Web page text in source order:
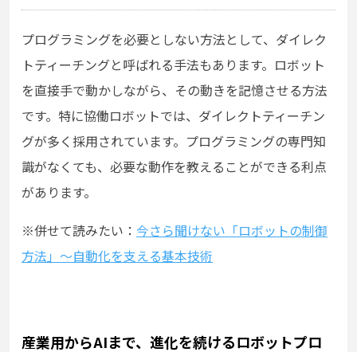
プログラミングを必要としない方法として、ダイレク
トティーチングと呼ばれる手法もあります。ロボット
を直接手で動かしながら、その動きを記憶させる方法
です。特に協働ロボットでは、ダイレクトティーチン
グが多く採用されています。プログラミングの専門知
識がなくても、必要な動作を教えることができる利点
があります。
※併せて読みたい： 今さら聞けない「ロボットの制御
方法」～自動化を支える基本技術
産業用からAIまで、進化を続けるロボットプロ